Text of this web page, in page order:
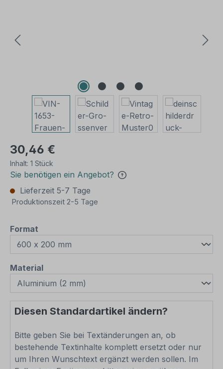
30,46 €
Inhalt: 1 Stück
Sie benötigen ein Angebot?
Lieferzeit 5-7 Tage
Produktionszeit 2-5 Tage
Format
Materialauswählen
Diesen Standardartikel ändern?
Bitte geben Sie bei Textänderungen an, ob
bestehende Textinhalte komplett ersetzt oder nur
um Ihren Wunschtext ergänzt werden sollen. Im